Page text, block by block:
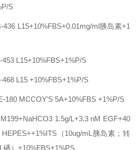
S
436 L15+10%FBS+0.01mg/ml胰岛素+1
453 L15+10%FBS+1%P/S
468 L15 +10%FBS+1%P/S
180 MCCOY'S 5A+10%FBS +1%P/S
M199+NaHCO3 1.5g/L+3.3 nM EGF+40
（10ug/mL胰岛素；转
硒）+10%FBS+1%PS